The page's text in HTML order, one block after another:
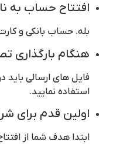
افتتاح حساب به
بله. حساب بانکی و
هنگام بارگذاری
استفاده نمایید.
اولین قدم برای
ابتدا هدف شما از